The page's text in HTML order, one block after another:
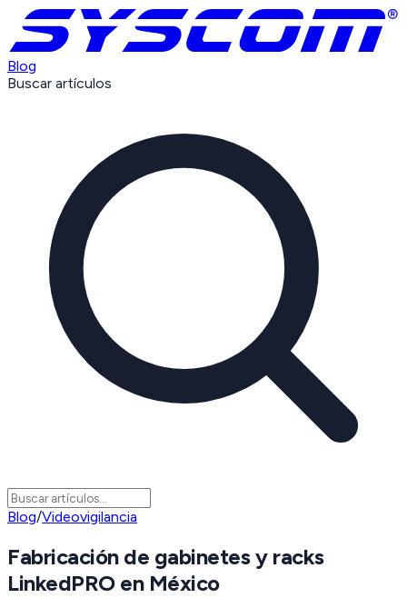
Blog
Buscar artículos
Blog/Videovigilancia
Fabricación de gabinetes y racks
LinkedPRO en México